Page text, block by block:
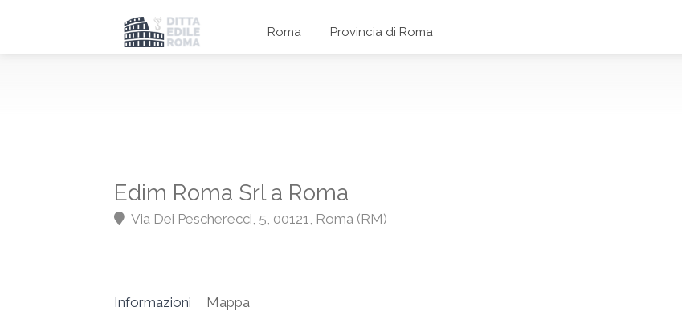
Roma Provincia di Roma
Edim Roma Srl a Roma
Via Dei Pescherecci, 5, 00121, Roma (RM)
Informazioni Mappa